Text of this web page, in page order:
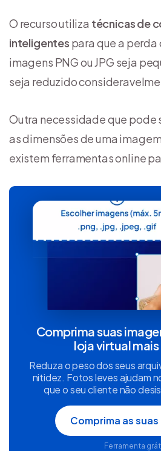
O recurso utiliza técnicas de
inteligentes para que a
imagens PNG ou JPG seja
seja reduzido
Outra necessidade que pode
as dimensões de uma
existem ferramentas online
Comprima suas
loja virtual
Reduza o peso dos seus
nitidez. Fotos leves ajudam
que o seu cliente não
Comprima as
Ferramenta